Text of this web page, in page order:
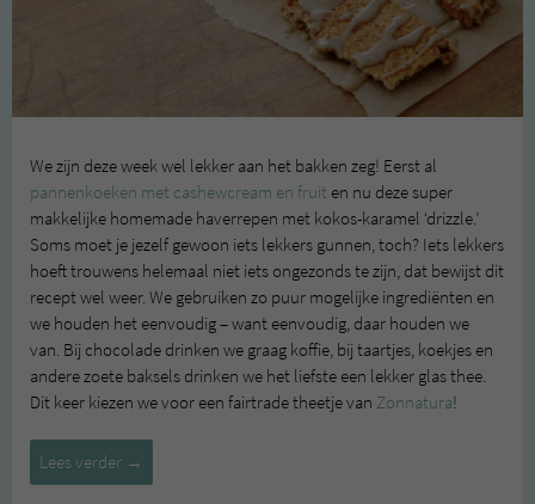
We zijn deze week wel lekker aan het bakken zeg! Eerst al
pannenkoeken met cashewcream en fruit en nu deze super
makkelijke homemade haverrepen met kokos-karamel ‘drizzle.’
Soms moet je jezelf gewoon iets lekkers gunnen, toch? Iets lekkers
hoeft trouwens helemaal niet iets ongezonds te zijn, dat bewijst dit
recept wel weer. We gebruiken zo puur mogelijke ingrediënten en
we houden het eenvoudig – want eenvoudig, daar houden we
van. Bij chocolade drinken we graag koffie, bij taartjes, koekjes en
andere zoete baksels drinken we het liefste een lekker glas thee.
Dit keer kiezen we voor een fairtrade theetje van Zonnatura!
Lees verder Haverrepen
met
→